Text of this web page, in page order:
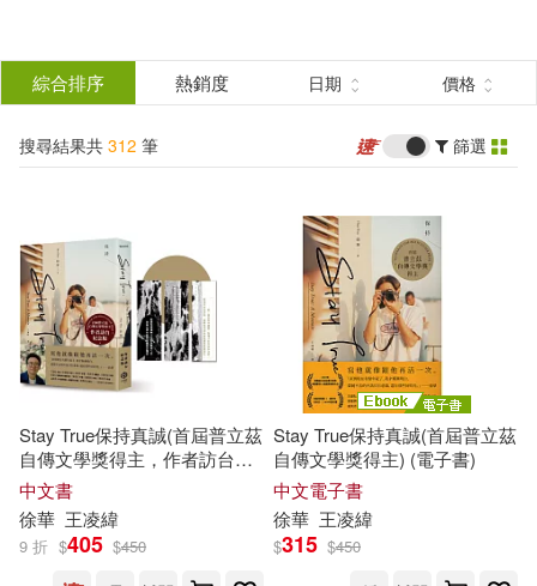
結
篩
選
分類 (單選)
所有商品(312) 圖書(304)
玲廊滿藝(2)
展開
作者 (可複選)
徐華鐺(73) 徐華(39)
徐華軍（主編）(11)
綜合排序 熱銷度 日期 價格
搜尋結果共 312 筆 篩選
Stay True保持真誠(首屆普立茲
自傳文學獎得主，作者訪台紀
念版)
中文書
徐華 王凌緯
9 折 $405 $450
Stay True保持真誠(首屆普立茲
自傳文學獎得主) (電子書)
中文電子書
徐華 王凌緯
$315 $450